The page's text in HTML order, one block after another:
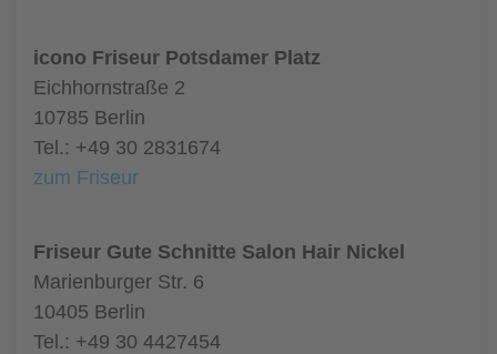
icono Friseur Potsdamer Platz
Eichhornstraße 2
10785 Berlin
Tel.: +49 30 2831674
zum Friseur
Friseur Gute Schnitte Salon Hair Nickel
Marienburger Str. 6
10405 Berlin
Tel.: +49 30 4427454